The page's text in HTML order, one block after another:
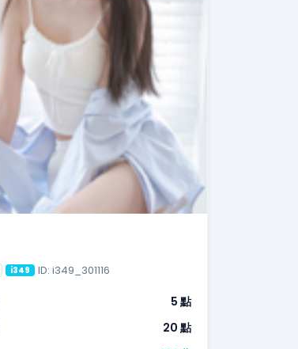
i349 ID: i349_301116
5 點
20 點